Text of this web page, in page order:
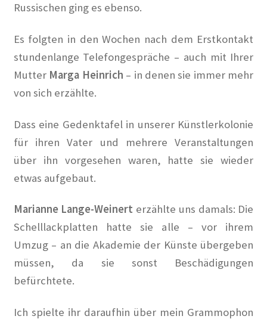
Architekten
Führungen durch die Künstlerkolonie
Gartenstadt am Südwestkorso mit Künstlerkolonie
(Denkmalschutz)
Kleine Geschichte der Künstlerkolonie Berlin
Künstler Wohnungsmarkt
Dies und Das
Russischen ging es ebenso.
Es folgten in den Wochen nach dem Erstkontakt
stundenlange Telefongespräche – auch mit Ihrer
Mutter Marga Heinrich – in denen sie immer mehr
von sich erzählte.
Dass eine Gedenktafel in unserer Künstlerkolonie
für ihren Vater und mehrere Veranstaltungen
über ihn vorgesehen waren, hatte sie wieder
etwas aufgebaut.
Marianne Lange-Weinert erzählte uns damals: Die
Schelllackplatten hatte sie alle – vor ihrem
Umzug – an die Akademie der Künste übergeben
müssen, da sie sonst Beschädigungen
befürchtete.
Ich spielte ihr daraufhin über mein Grammophon